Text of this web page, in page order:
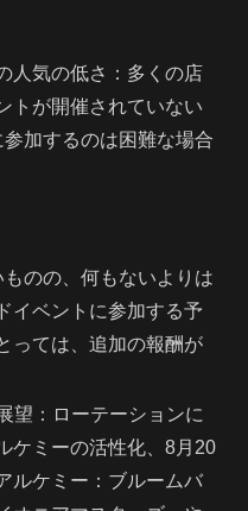
人気の低さ：多くの店
トが開催されていない
加するのは困難な場合
のの、何もないよりは
イベントに参加する予
っては、追加の報酬が
望：ローテーションに
ケミーの活性化、8月20
ルケミー：ブルームバ